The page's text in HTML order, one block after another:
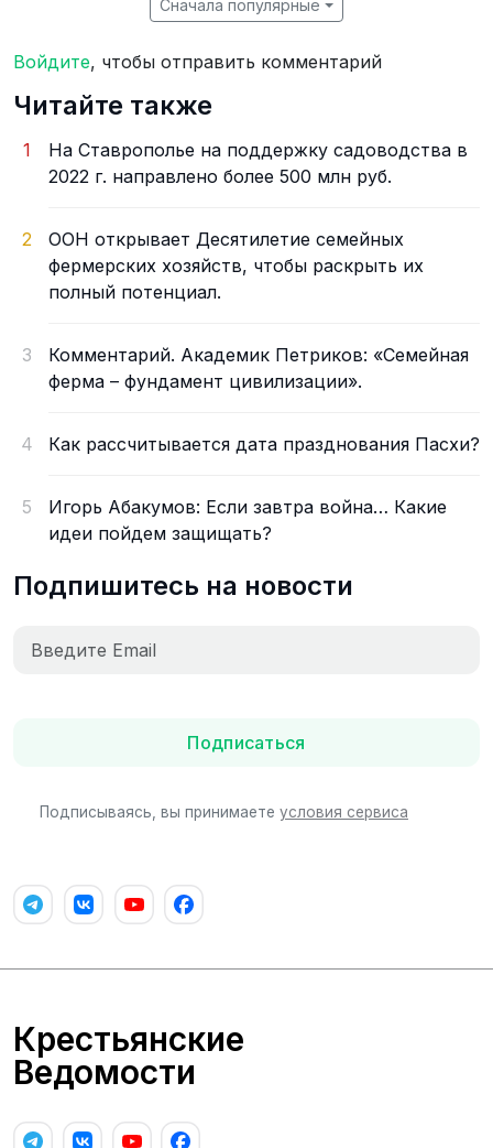
Сначала популярные
Войдите, чтобы отправить комментарий
Читайте также
1
На Ставрополье на поддержку садоводства в
2022 г. направлено более 500 млн руб.
2
ООН открывает Десятилетие семейных
фермерских хозяйств, чтобы раскрыть их
полный потенциал.
3
Комментарий. Академик Петриков: «Семейная
ферма – фундамент цивилизации».
4 Как рассчитывается дата празднования Пасхи?
5
Игорь Абакумов: Если завтра война… Какие
идеи пойдем защищать?
Подпишитесь на новости
Подписаться
Подписываясь, вы принимаете условия сервиса
Крестьянские
Ведомости